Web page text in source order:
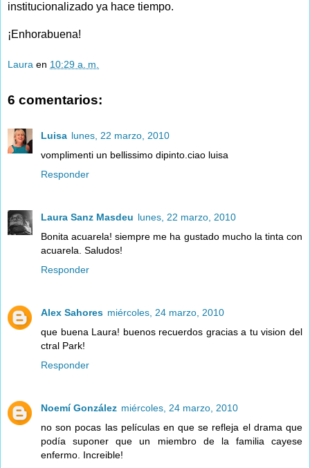
institucionalizado ya hace tiempo.
¡Enhorabuena!
Laura en 10:29 a. m.
6 comentarios:
Luisa lunes, 22 marzo, 2010
vomplimenti un bellissimo dipinto.ciao luisa
Responder
Laura Sanz Masdeu lunes, 22 marzo, 2010
Bonita acuarela! siempre me ha gustado mucho la tinta con
acuarela. Saludos!
Responder
Alex Sahores miércoles, 24 marzo, 2010
que buena Laura! buenos recuerdos gracias a tu vision del
ctral Park!
Responder
Noemí González miércoles, 24 marzo, 2010
no son pocas las películas en que se refleja el drama que
podía suponer que un miembro de la familia cayese
enfermo. Increible!